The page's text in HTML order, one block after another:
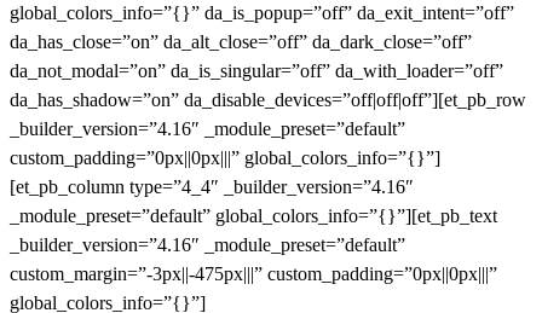
global_colors_info=”{}” da_is_popup=”off” da_exit_intent=”off”
da_has_close=”on” da_alt_close=”off” da_dark_close=”off”
da_not_modal=”on” da_is_singular=”off” da_with_loader=”off”
da_has_shadow=”on” da_disable_devices=”off|off|off”][et_pb_row
_builder_version=”4.16″ _module_preset=”default”
custom_padding=”0px||0px|||” global_colors_info=”{}”]
[et_pb_column type=”4_4″ _builder_version=”4.16″
_module_preset=”default” global_colors_info=”{}”][et_pb_text
_builder_version=”4.16″ _module_preset=”default”
custom_margin=”-3px||-475px|||” custom_padding=”0px||0px|||”
global_colors_info=”{}”]